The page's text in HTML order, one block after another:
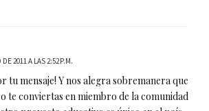
2011 A LAS 2:52 P.M.
tu mensaje! Y nos alegra sobremanera que
te conviertas en miembro de la comunidad